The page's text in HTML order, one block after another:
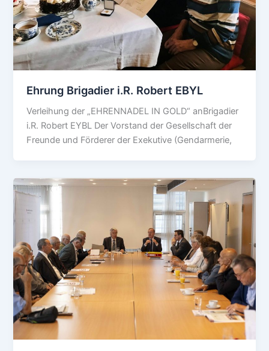
Ehrung Brigadier i.R. Robert EBYL
Verleihung der „EHRENNADEL IN GOLD“ anBrigadier
i.R. Robert EYBL Der Vorstand der Gesellschaft der
Freunde und Förderer der Exekutive (Gendarmerie,